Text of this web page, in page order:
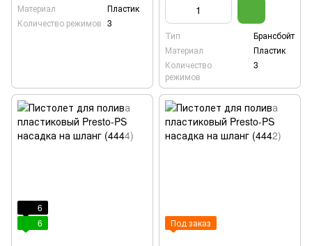
Материал
Пластик
Количество режимов 3
Тип
Брансбойт
Материал
Пластик
Количество
режимов
3
6
6
Под заказ